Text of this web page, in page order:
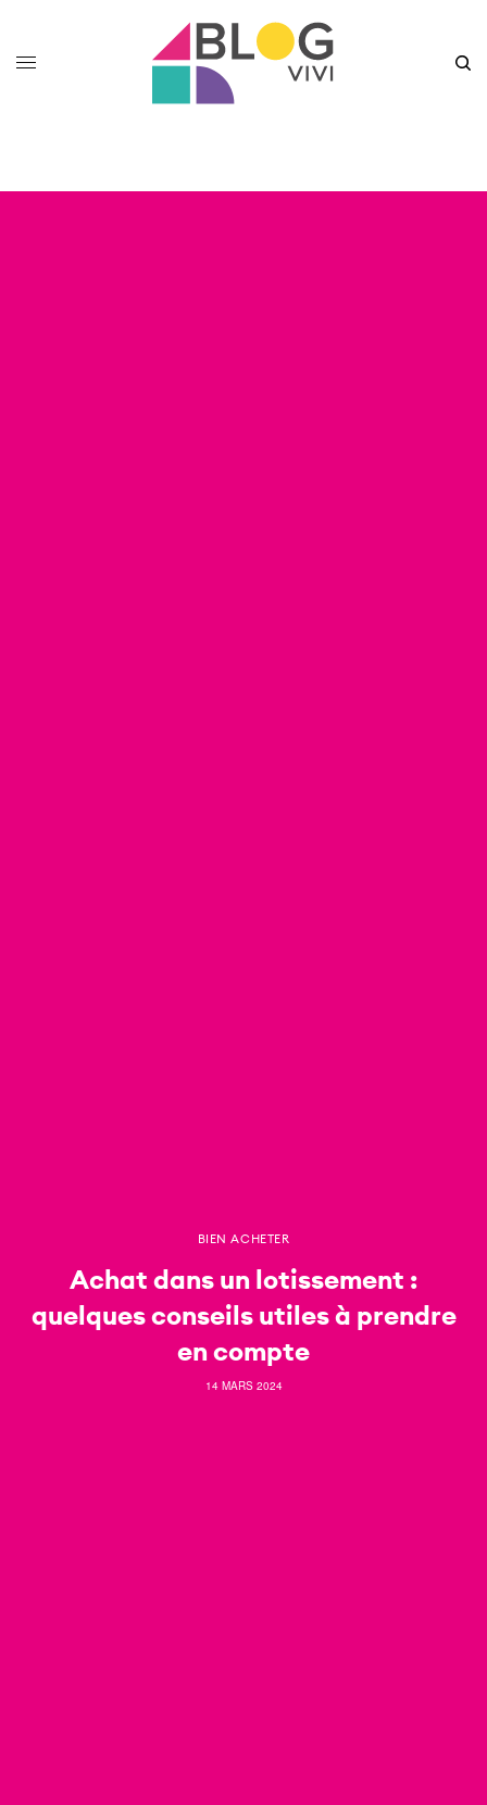
BIEN ACHETER
Achat dans un lotissement :
quelques conseils utiles à prendre
en compte
14 MARS 2024